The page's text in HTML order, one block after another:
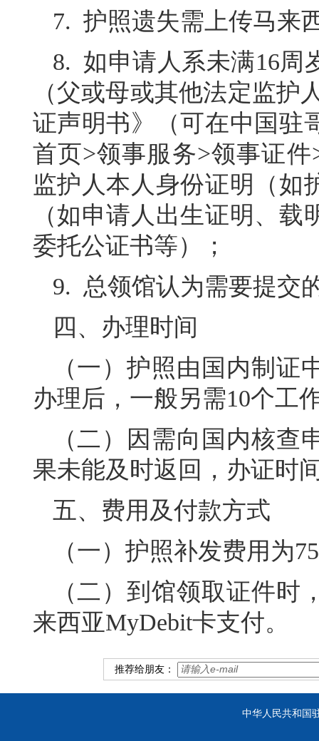
7. 护照遗失需上传马来
8. 如申请人系未满16周
（父或母或其他法定监
证声明书》（可在中国驻
首页>领事服务>领事证
监护人本人身份证明（如
（如申请人出生证明、
委托公证书等）；
9. 总领馆认为需要提交
四、办理时间
（一）护照由国内制
办理后，一般另需10个工
（二）因需向国内核
果未能及时返回，办证时
五、费用及付款方式
（一）护照补发费用为
（二）到馆领取证件
来西亚MyDebit卡支付。
推荐给朋友：
中华人民共和国